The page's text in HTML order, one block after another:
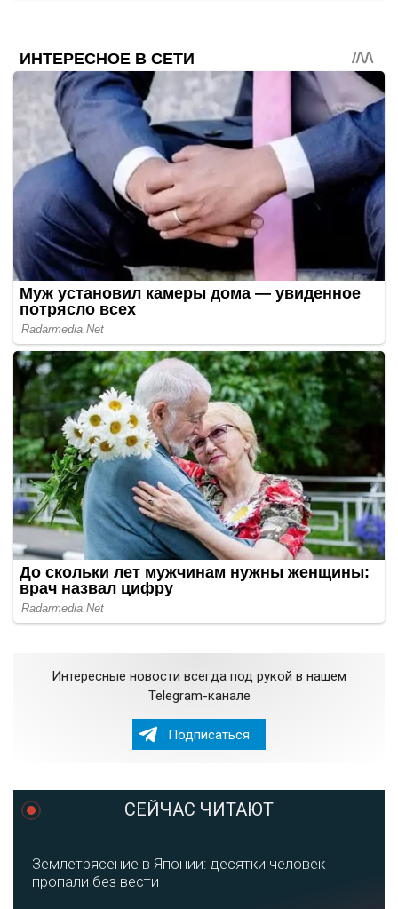
Интересные новости всегда под рукой в нашем
Telegram-канале
Подписаться
СЕЙЧАС ЧИТАЮТ
Землетрясение в Японии: десятки человек
пропали без вести